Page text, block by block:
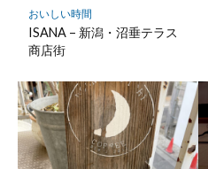
おいしい時間
ISANA – 新潟・沼垂テラス
商店街